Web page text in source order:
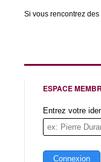
Prénom
Message
Si vous rencontrez des
ESPACE
Entrez votre